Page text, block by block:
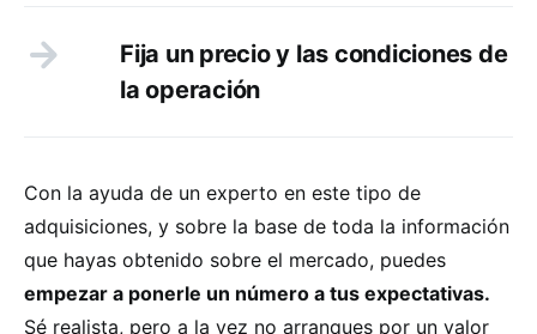
Fija un precio y las condiciones de
la operación
Con la ayuda de un experto en este tipo de
adquisiciones, y sobre la base de toda la información
que hayas obtenido sobre el mercado, puedes
empezar a ponerle un número a tus expectativas.
Sé realista, pero a la vez no arranques por un valor